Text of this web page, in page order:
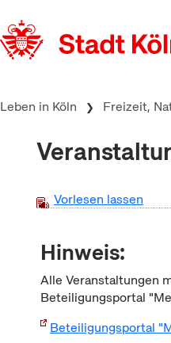
Leben in Köln Freizeit,
Vorlesen lassen
Hinweis:
Alle Veranstaltungen
Beteiligungsportal
Beteiligungsportal